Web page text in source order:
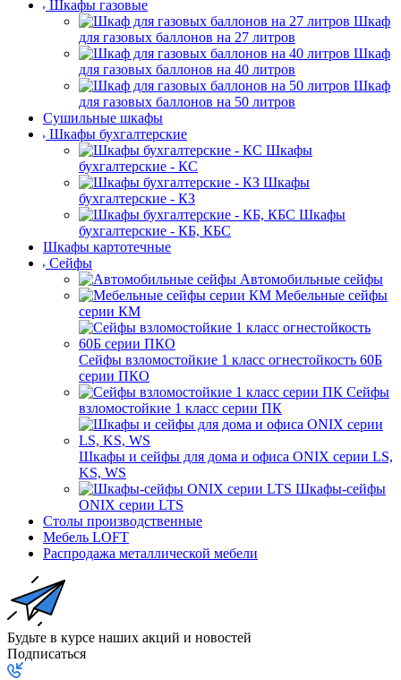
Шкафы газовые
Шкаф
для газовых баллонов на 27 литров
Шкаф
для газовых баллонов на 40 литров
Шкаф
для газовых баллонов на 50 литров
Сушильные шкафы
Шкафы бухгалтерские
Шкафы
бухгалтерские - КС
Шкафы
бухгалтерские - КЗ
Шкафы
бухгалтерские - КБ, КБС
Шкафы картотечные
Сейфы
Автомобильные сейфы
Мебельные сейфы
серии КМ
Сейфы взломостойкие 1 класс огнестойкость 60Б
серии ПКО
Сейфы
взломостойкие 1 класс серии ПК
Шкафы и сейфы для дома и офиса ONIX серии LS,
KS, WS
Шкафы-сейфы
ONIX серии LTS
Столы производственные
Мебель LOFT
Распродажа металлической мебели
Будьте в курсе наших акций и новостей
Подписаться